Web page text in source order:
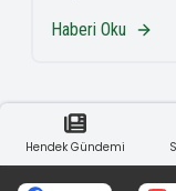
Haberi Oku
Hendek Gündemi